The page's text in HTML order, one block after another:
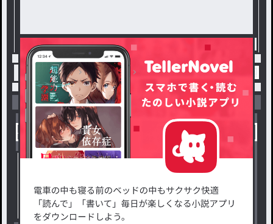
トップ EBiDAN おしらせ / おれおの連載小説
小説を探す
新着小説一覧
小説コンテスト応募・公募
出版・メディアミックス作品
ジャンルから探す
恋愛・ロマンス
ファンタジー・異世界・SF
ホラー・ミステリー